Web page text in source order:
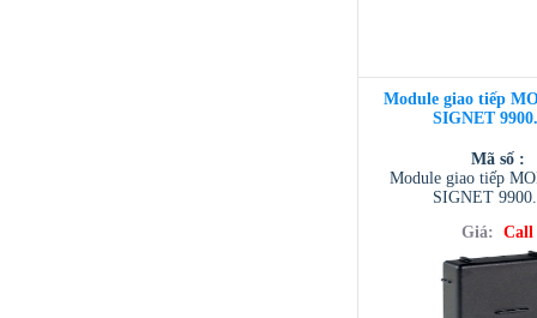
Module giao tiếp
SIGNET
Mã số :
Module giao tiếp
SIGNET
Giá: Call